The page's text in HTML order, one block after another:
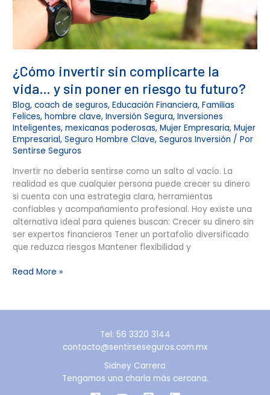
¿Cómo invertir sin complicarte la
vida… y sin poner en riesgo tu futuro?
Blog,coach de seguros,Educación Financiera,Familias
Felices,hombre clave,Inversión Segura,Inversiones
Inteligentes,mexicanas poderosas,Mujer Empresaria,Mujer
Empresarial,Seguro Hombre Clave,Seguros Inversión / Por
Sentirse Seguros
Invertir no debería sentirse como un salto al vacío. La
realidad es que cualquier persona puede crecer su dinero
si cuenta con una estrategia clara, herramientas
confiables y acompañamiento profesional. Hoy existe una
alternativa ideal para quienes buscan: Crecer su dinero sin
ser expertos financieros Tener un portafolio diversificado
que reduzca riesgos Mantener flexibilidad y
futuro?
Read More »
Tel: 56 3320 3144
contacto@sentirseseguros.com.mx
Sidney Carrera
Tengamos una charla más cercana.